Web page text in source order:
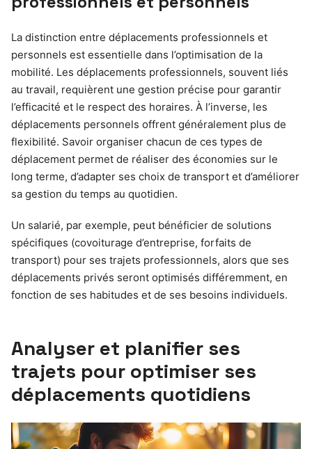
La distinction entre déplacements professionnels et
personnels est essentielle dans l’optimisation de la
mobilité. Les déplacements professionnels, souvent liés
au travail, requièrent une gestion précise pour garantir
l’efficacité et le respect des horaires. À l’inverse, les
déplacements personnels offrent généralement plus de
flexibilité. Savoir organiser chacun de ces types de
déplacement permet de réaliser des économies sur le
long terme, d’adapter ses choix de transport et d’améliorer
sa gestion du temps au quotidien.
Un salarié, par exemple, peut bénéficier de solutions
spécifiques (covoiturage d’entreprise, forfaits de
transport) pour ses trajets professionnels, alors que ses
déplacements privés seront optimisés différemment, en
fonction de ses habitudes et de ses besoins individuels.
Analyser et planifier ses
trajets pour optimiser ses
déplacements quotidiens